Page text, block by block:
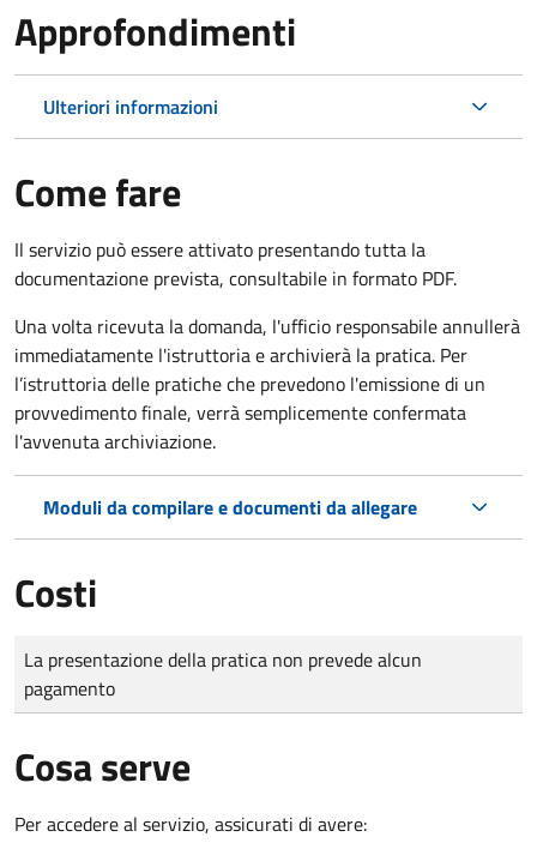
Approfondimenti
Ulteriori informazioni
Come fare
Il servizio può essere attivato presentando tutta la
documentazione prevista, consultabile in formato PDF.
Una volta ricevuta la domanda, l'ufficio responsabile annullerà
immediatamente l'istruttoria e archivierà la pratica. Per
l’istruttoria delle pratiche che prevedono l'emissione di un
provvedimento finale, verrà semplicemente confermata
l'avvenuta archiviazione.
Moduli da compilare e documenti da allegare
Costi
Tipo di pagamento
Importo
La presentazione della pratica non prevede alcun
pagamento
Cosa serve
Per accedere al servizio, assicurati di avere: